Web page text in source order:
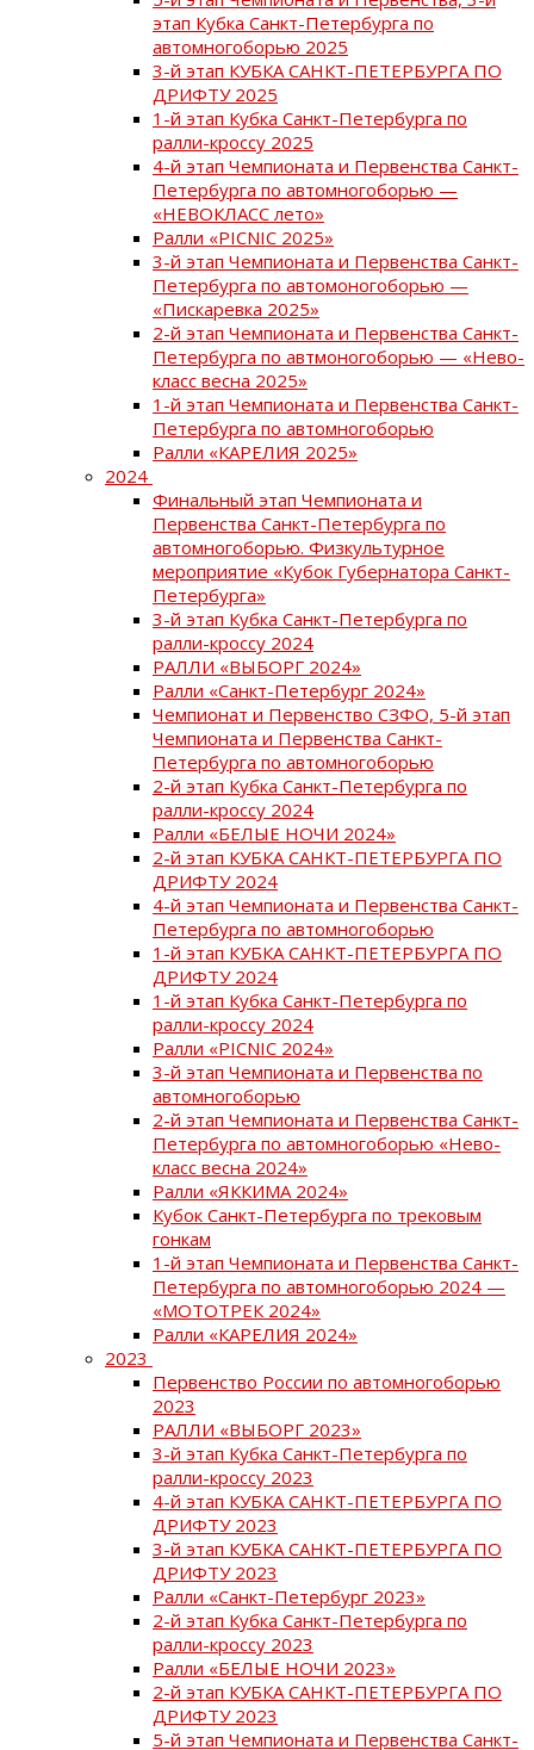
этап Кубка Санкт-Петербурга по
автомногоборью 2025
3-й этап КУБКА САНКТ-ПЕТЕРБУРГА ПО
ДРИФТУ 2025
1-й этап Кубка Санкт-Петербурга по
ралли-кроссу 2025
4-й этап Чемпионата и Первенства Санкт-
Петербурга по автомногоборью —
«НЕВОКЛАСС лето»
Ралли «PICNIC 2025»
3-й этап Чемпионата и Первенства Санкт-
Петербурга по автомоногоборью —
«Пискаревка 2025»
2-й этап Чемпионата и Первенства Санкт-
Петербурга по автмоногоборью — «Нево-
класс весна 2025»
1-й этап Чемпионата и Первенства Санкт-
Петербурга по автомногоборью
Ралли «КАРЕЛИЯ 2025»
2024
Финальный этап Чемпионата и
Первенства Санкт-Петербурга по
автомногоборью. Физкультурное
мероприятие «Кубок Губернатора Санкт-
Петербурга»
3-й этап Кубка Санкт-Петербурга по
ралли-кроссу 2024
РАЛЛИ «ВЫБОРГ 2024»
Ралли «Санкт-Петербург 2024»
Чемпионат и Первенство СЗФО, 5-й этап
Чемпионата и Первенства Санкт-
Петербурга по автомногоборью
2-й этап Кубка Санкт-Петербурга по
ралли-кроссу 2024
Ралли «БЕЛЫЕ НОЧИ 2024»
2-й этап КУБКА САНКТ-ПЕТЕРБУРГА ПО
ДРИФТУ 2024
4-й этап Чемпионата и Первенства Санкт-
Петербурга по автомногоборью
1-й этап КУБКА САНКТ-ПЕТЕРБУРГА ПО
ДРИФТУ 2024
1-й этап Кубка Санкт-Петербурга по
ралли-кроссу 2024
Ралли «PICNIC 2024»
3-й этап Чемпионата и Первенства по
автомногоборью
2-й этап Чемпионата и Первенства Санкт-
Петербурга по автомногоборью «Нево-
класс весна 2024»
Ралли «ЯККИМА 2024»
Кубок Санкт-Петербурга по трековым
гонкам
1-й этап Чемпионата и Первенства Санкт-
Петербурга по автомногоборью 2024 —
«МОТОТРЕК 2024»
Ралли «КАРЕЛИЯ 2024»
2023
Первенство России по автомногоборью
2023
РАЛЛИ «ВЫБОРГ 2023»
3-й этап Кубка Санкт-Петербурга по
ралли-кроссу 2023
4-й этап КУБКА САНКТ-ПЕТЕРБУРГА ПО
ДРИФТУ 2023
3-й этап КУБКА САНКТ-ПЕТЕРБУРГА ПО
ДРИФТУ 2023
Ралли «Санкт-Петербург 2023»
2-й этап Кубка Санкт-Петербурга по
ралли-кроссу 2023
Ралли «БЕЛЫЕ НОЧИ 2023»
2-й этап КУБКА САНКТ-ПЕТЕРБУРГА ПО
ДРИФТУ 2023
5-й этап Чемпионата и Первенства Санкт-